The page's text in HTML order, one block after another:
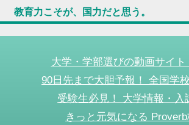
教育力こそが、国力だと思う。
大学・学部選びの動画サイト
90日先まで大胆予報！ 全国学
受験生必見！ 大学情報・入
きっと元気になる